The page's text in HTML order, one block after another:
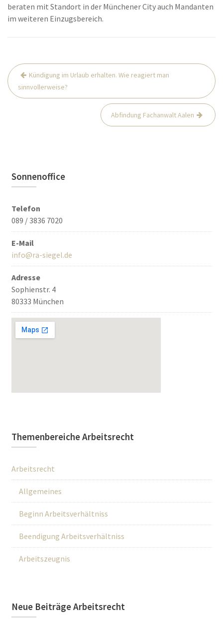
beraten mit Standort in der Münchener City auch Mandanten
im weiteren Einzugsbereich.
Beitrags-
Navigation
Kündigung im Urlaub erhalten. Wie reagiert man
sinnvollerweise?
Abfindung Fachanwalt Aalen
Sonnenoffice
Telefon
089 / 3836 7020
E-Mail
info@ra-siegel.de
Adresse
Sophienstr. 4
80333 München
Themenbereiche Arbeitsrecht
Arbeitsrecht
Allgemeines
Beginn Arbeitsverhältniss
Beendigung Arbeitsverhältniss
Arbeitszeugnis
Neue Beiträge Arbeitsrecht